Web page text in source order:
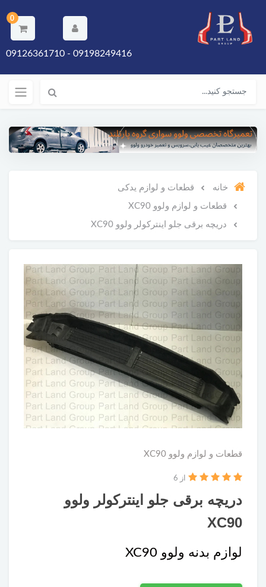
0
09198249416 - 09126361710
خانه قطعات و لوازم یدکی
قطعات و لوازم ولوو XC90
دریچه برقی جلو اینترکولر ولوو XC90
قطعات و لوازم ولوو XC90
دریچه برقی جلو اینترکولر ولوو
XC90
از 6
لوازم بدنه ولوو XC90